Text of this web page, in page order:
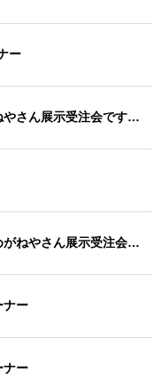
ー
やさん展示受注会です…
がねやさん展示受注会…
ナー
ナー